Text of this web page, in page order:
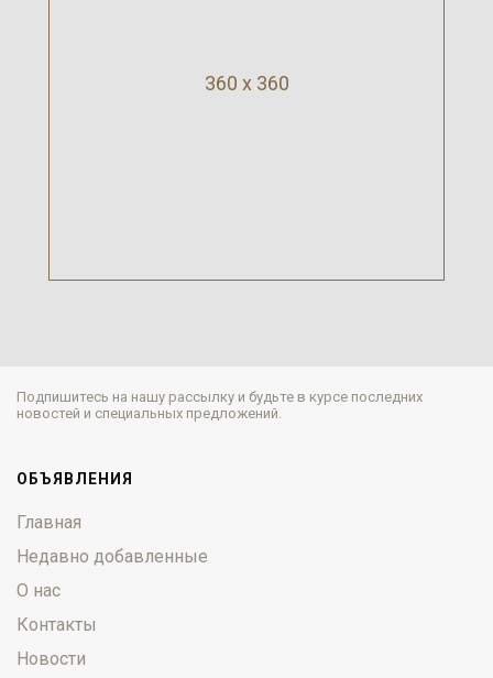
360 x 360
Подпишитесь на нашу рассылку и будьте в курсе последних
новостей и специальных предложений.
ОБЪЯВЛЕНИЯ
Главная
Недавно добавленные
О нас
Контакты
Новости